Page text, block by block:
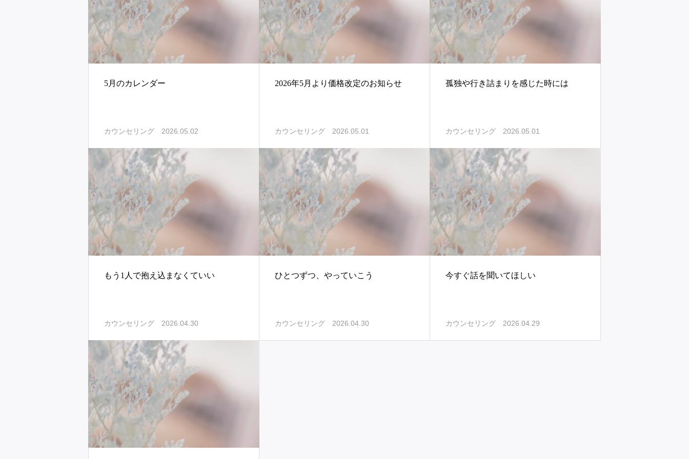
5月のカレンダー
カウンセリング 2026.05.02
2026年5月より価格改定のお知らせ
カウンセリング 2026.05.01
孤独や行き詰まりを感じた時には
カウンセリング 2026.05.01
もう1人で抱え込まなくていい
カウンセリング 2026.04.30
ひとつずつ、やっていこう
カウンセリング 2026.04.30
今すぐ話を聞いてほしい
カウンセリング 2026.04.29